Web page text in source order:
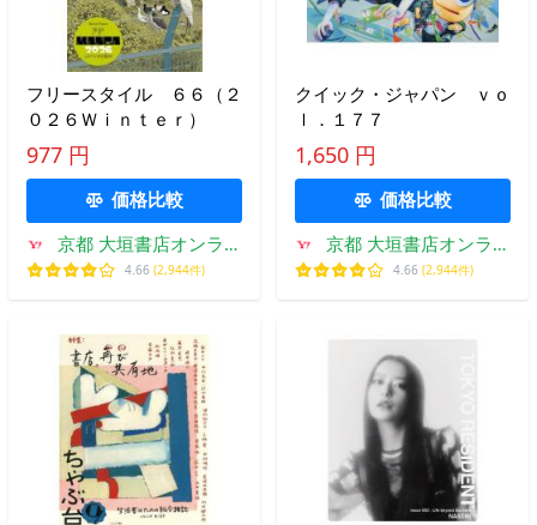
フリースタイル ６６（２
０２６Ｗｉｎｔｅｒ）
977 円
価格比較
京都 大垣書店オンライ
ン
4.66 (2,944件)
クイック・ジャパン ｖｏ
ｌ．１７７
1,650 円
価格比較
京都 大垣書店オンライ
ン
4.66 (2,944件)